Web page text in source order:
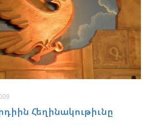
Հեղինակութիւնը